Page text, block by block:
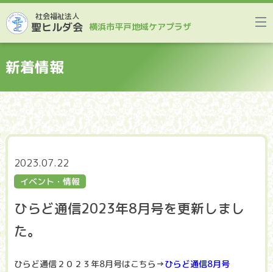
社会福祉法人
聖ヒルダ会 横浜市平戸地域ケアプラザ
新着情報
2023.07.22
イベント・情報
ひらど通信2023年8月号を更新しまし
た。
ひらど通信２０２３年8月号はこちら→ひらど通信8月号